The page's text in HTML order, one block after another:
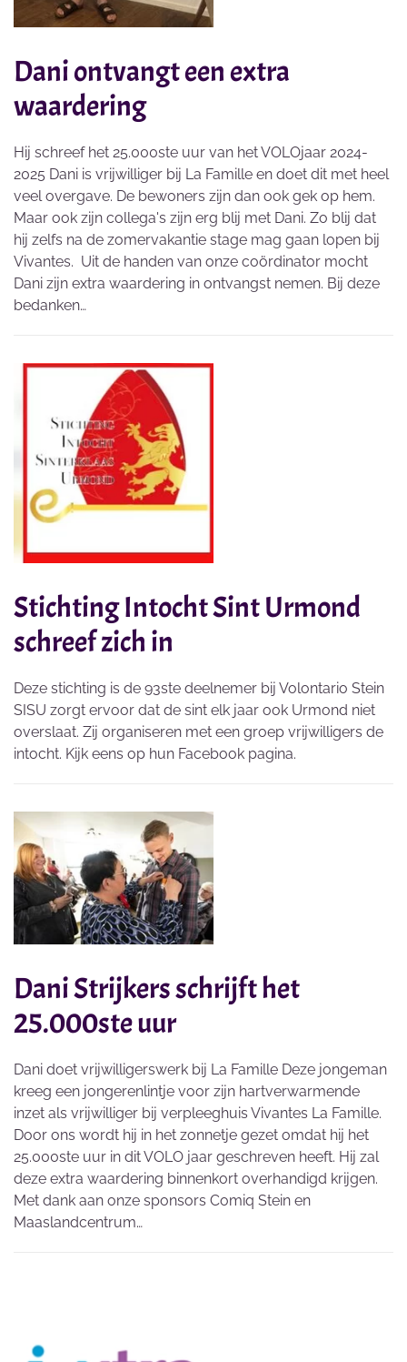
Dani ontvangt een extra
waardering
Hij schreef het 25.000ste uur van het VOLOjaar 2024-
2025 Dani is vrijwilliger bij La Famille en doet dit met heel
veel overgave. De bewoners zijn dan ook gek op hem.
Maar ook zijn collega's zijn erg blij met Dani. Zo blij dat
hij zelfs na de zomervakantie stage mag gaan lopen bij
Vivantes. Uit de handen van onze coördinator mocht
Dani zijn extra waardering in ontvangst nemen. Bij deze
bedanken…
Stichting Intocht Sint Urmond
schreef zich in
Deze stichting is de 93ste deelnemer bij Volontario Stein
SISU zorgt ervoor dat de sint elk jaar ook Urmond niet
overslaat. Zij organiseren met een groep vrijwilligers de
intocht. Kijk eens op hun Facebook pagina.
Dani Strijkers schrijft het
25.000ste uur
Dani doet vrijwilligerswerk bij La Famille Deze jongeman
kreeg een jongerenlintje voor zijn hartverwarmende
inzet als vrijwilliger bij verpleeghuis Vivantes La Famille.
Door ons wordt hij in het zonnetje gezet omdat hij het
25.000ste uur in dit VOLO jaar geschreven heeft. Hij zal
deze extra waardering binnenkort overhandigd krijgen.
Met dank aan onze sponsors Comiq Stein en
Maaslandcentrum…